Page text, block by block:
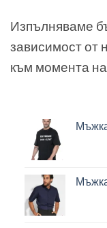
Изпълняваме
зависимост от
към момента